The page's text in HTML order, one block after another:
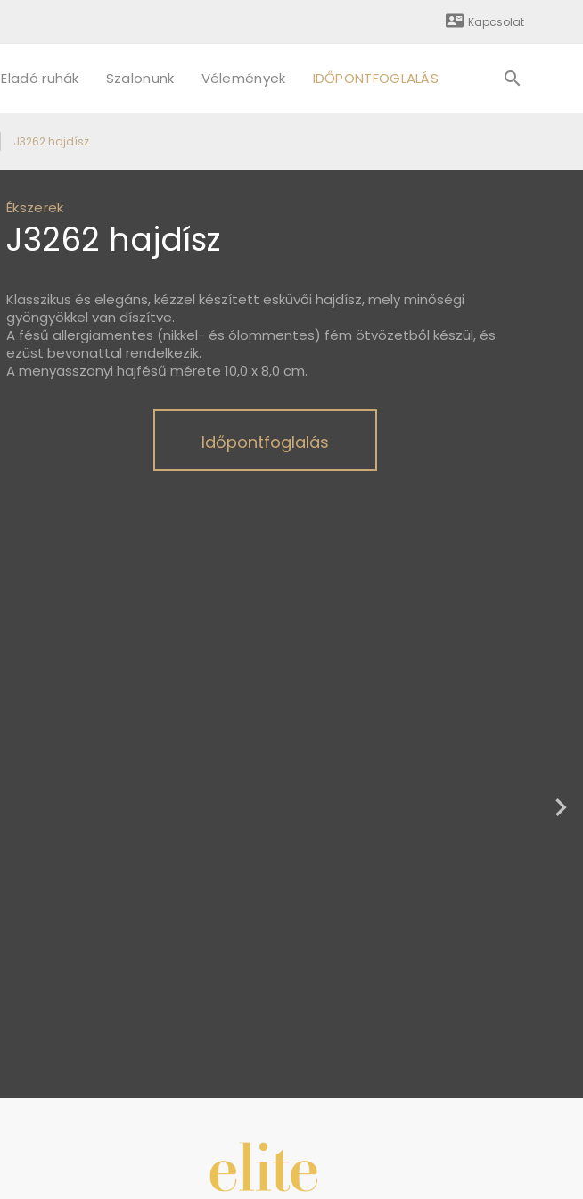
Kapcsolat
Eladó ruhák Szalonunk Vélemények IDŐPONTFOGLALÁS
J3262 hajdísz
Ékszerek
J3262 hajdísz
Klasszikus és elegáns, kézzel készített esküvői hajdísz, mely minőségi
gyöngyökkel van díszítve.
A fésű allergiamentes (nikkel- és ólommentes) fém ötvözetből készül, és
ezüst bevonattal rendelkezik.
A menyasszonyi hajfésű mérete 10,0 x 8,0 cm.
Időpontfoglalás